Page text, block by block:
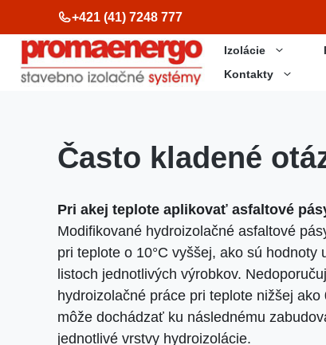
Preskočiť
na
obsah
+421 (41) 7248 777
Izolácie
Kontakty
Často kladené
Pri akej teplote aplikovať asfaltové
Modifikované hydroizolačné asfaltové
pri teplote o 10°C vyššej, ako sú hodnoty
listoch jednotlivých výrobkov.
hydroizolačné práce pri teplote nižšej
môže dochádzať ku následnému
jednotlivé vrstvy hydroizolácie.